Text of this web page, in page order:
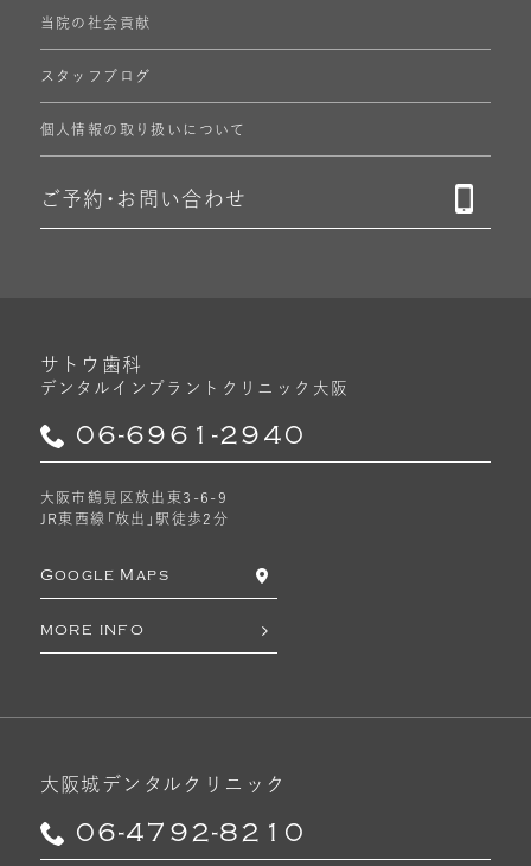
当院の社会貢献
スタッフブログ
個人情報の 取り扱いについて
ご予約・ お問い合わせ
サトウ歯科
デンタルインプラントクリニック 大阪
06-6961-2940
大阪市鶴見区放出東3-6-9
JR東西線「放出」駅徒歩2分
Google Maps
MORE INFO
大阪城デンタルクリニック
06-4792-8210